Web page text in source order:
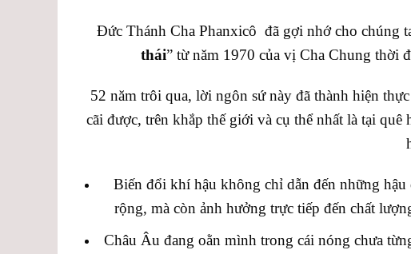
Đức Thánh Cha Phanxicô đã gợi nhớ cho chúng
thái” từ năm 1970 của vị Cha Chung thời
52 năm trôi qua, lời ngôn sứ này đã thành hiện
cãi được, trên khắp thế giới và cụ thể nhất là tại
Biến đổi khí hậu không chỉ dẫn đến những
rộng, mà còn ảnh hưởng trực tiếp đến chất
Châu Âu đang oằn mình trong cái nóng chưa